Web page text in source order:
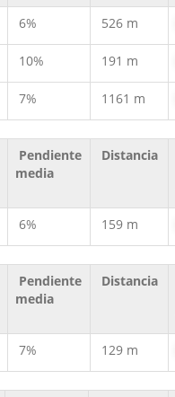
6% 526 m
10% 191 m
7% 1161 m
Pendiente
media
Distancia
6% 159 m
Pendiente
media
Distancia
7% 129 m